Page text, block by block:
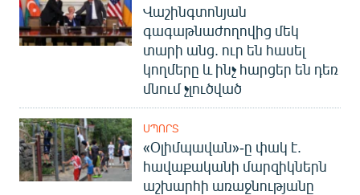
Վաշինգտոնյան
գագաթնաժողովից մեկ
տարի անց. ուր են հասել
կողմերը և ինչ հարցեր են դեռ
մնում չլուծված
ՍՊՈՐՏ
«Օլիմպավան»-ը փակ է.
հավաքականի մարզիկներն
աշխարհի առաջնությանը